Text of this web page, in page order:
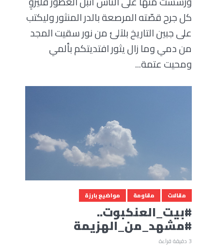
كل جرح قصّته المرصعة بالدر المنثور وليكتب
على جبين التاريخ بلآلئ من نور سقيت المجد
من دمي وما زال يثور افتديتكم بألمي
ومحيت عتمة...
مقالات مقاومة مواضيع بارزة
#بيت_العنكبوت..
#مشهد_من_الهزيمة
3 دقيقة قراءة